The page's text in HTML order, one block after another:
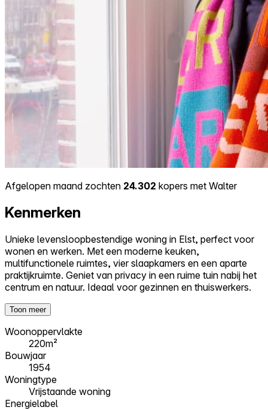
Afgelopen maand zochten 24.302 kopers met Walter
Kenmerken
Unieke levensloopbestendige woning in Elst, perfect voor
wonen en werken. Met een moderne keuken,
multifunctionele ruimtes, vier slaapkamers en een aparte
praktijkruimte. Geniet van privacy in een ruime tuin nabij het
centrum en natuur. Ideaal voor gezinnen en thuiswerkers.
Toon meer
Woonoppervlakte
220m²
Bouwjaar
1954
Woningtype
Vrijstaande woning
Energielabel